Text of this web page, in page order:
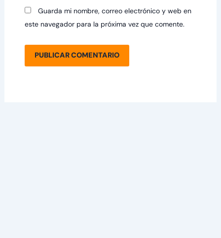
Guarda mi nombre, correo electrónico y web en
este navegador para la próxima vez que comente.